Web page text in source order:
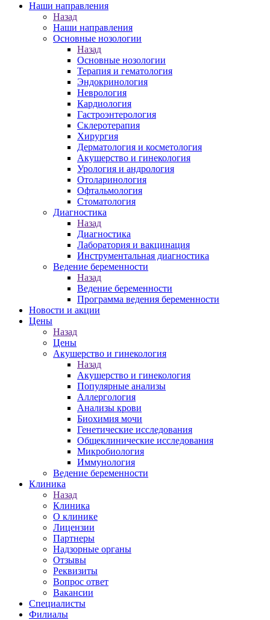
Наши направления
Назад
Наши направления
Основные нозологии
Назад
Основные нозологии
Терапия и гематология
Эндокринология
Неврология
Кардиология
Гастроэнтерология
Склеротерапия
Хирургия
Дерматология и косметология
Акушерство и гинекология
Урология и андрология
Отоларинология
Офтальмология
Стоматология
Диагностика
Назад
Диагностика
Лаборатория и вакцинация
Инструментальная диагностика
Ведение беременности
Назад
Ведение беременности
Программа ведения беременности
Новости и акции
Цены
Назад
Цены
Акушерство и гинекология
Назад
Акушерство и гинекология
Популярные анализы
Аллергология
Анализы крови
Биохимия мочи
Генетические исследования
Общеклинические исследования
Микробиология
Иммунология
Ведение беременности
Клиника
Назад
Клиника
О клинике
Лицензии
Партнеры
Надзорные органы
Отзывы
Реквизиты
Вопрос ответ
Вакансии
Специалисты
Филиалы